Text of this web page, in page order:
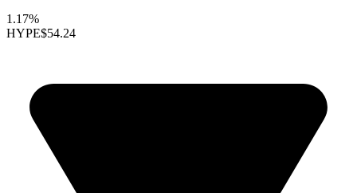
1.17%
HYPE$54.24